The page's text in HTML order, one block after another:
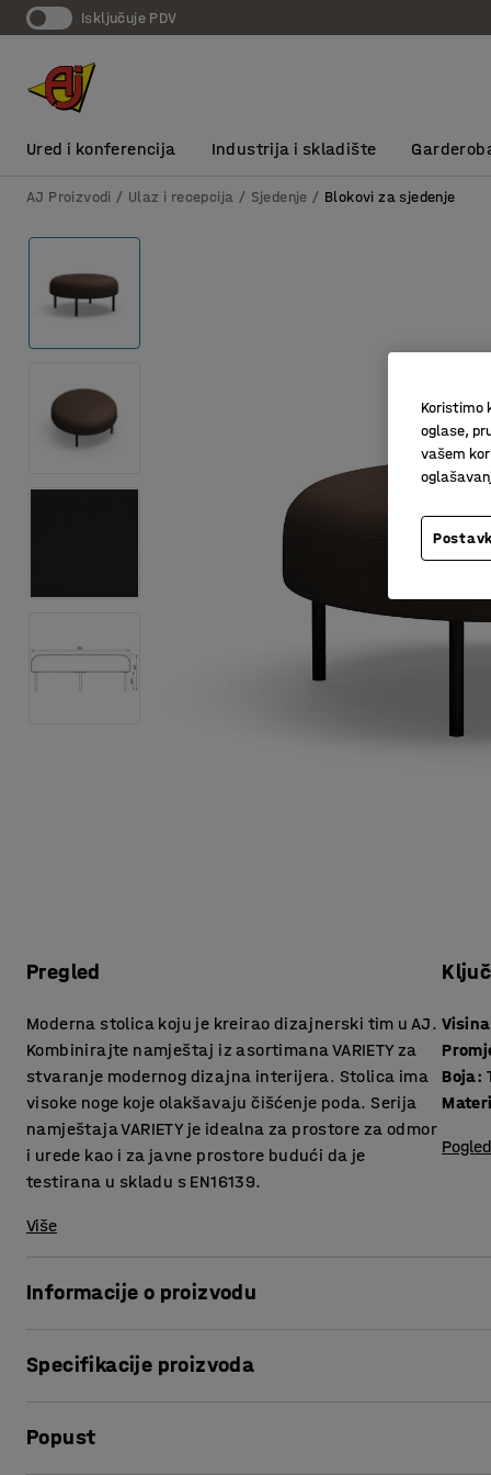
Isključuje PDV
Ured i konferencija Industrija i skladište
AJ Proizvodi Ulaz i recepcija Sjedenje Blokovi za sjedenje
Pregled
Moderna stolica koju je kreirao dizajnerski tim u AJ.
Kombinirajte namještaj iz asortimana VARIETY za
stvaranje modernog dizajna interijera. Stolica ima
visoke noge koje olakšavaju čišćenje poda. Serija
namještaja VARIETY je idealna za prostore za odmor
i urede kao i za javne prostore budući da je
testirana u skladu s EN16139.
Više
Boja:
Informacije o proizvodu
izborom za javne prostore poput salona i čekaonica, te
sastavljanje. Visina nogu daje elegantan izgled i također
Specifikacije proizvoda
Promjer:
Popust
Koristimo
oglase,
vašem